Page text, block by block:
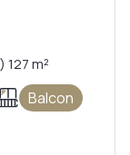
Maison 6 pièce(s) 5 chambre(s) 127 m²
Balcon